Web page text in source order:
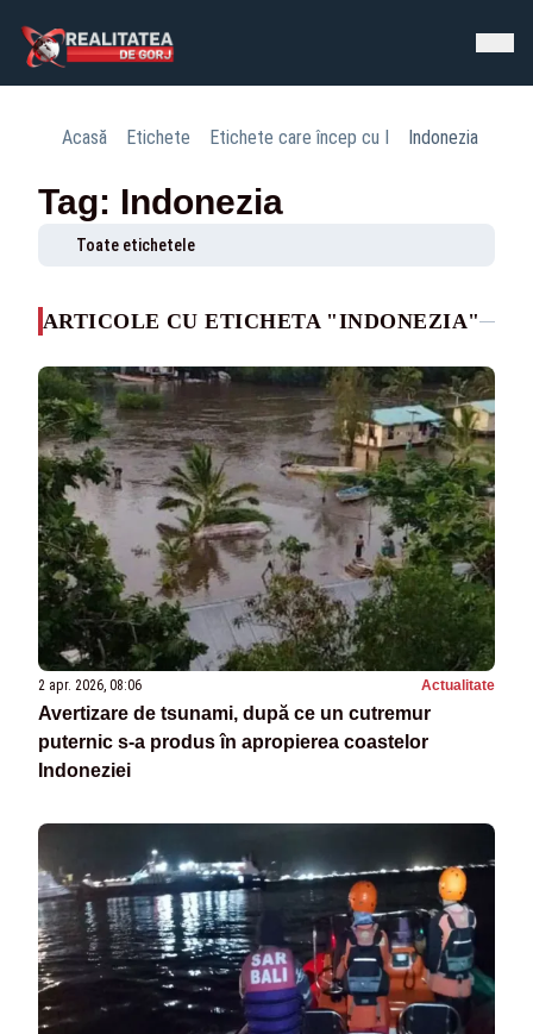
Acasă Etichete Etichete care încep cu I Indonezia
Tag: Indonezia
Toate etichetele
ARTICOLE CU ETICHETA "INDONEZIA"
2 apr. 2026, 08:06 Actualitate
Avertizare de tsunami, după ce un cutremur
puternic s-a produs în apropierea coastelor
Indoneziei